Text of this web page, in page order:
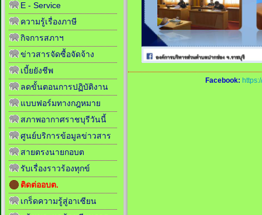
Facebook:
E - Service
ความรู้เรื่องภาษี
กิจการสภาฯ
ข่าวสารจัดซื้อจัดจ้าง
เบี้ยยังชีพ
ลดขั้นตอนการปฏิบัติงาน
แบบฟอร์มทางกฎหมาย
สภาพอากาศราชบุรีวันนี้
ศูนย์บริการข้อมูลข่าวสาร
สายตรงนายกอบต
รับเรื่องราวร้องทุกข์
ติดต่ออบต.
เกร็ดความรู้สู่อาเซียน